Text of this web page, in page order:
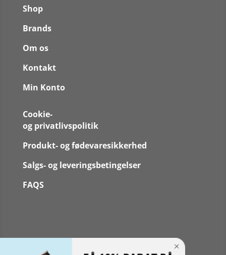
Shop
Brands
Om os
Kontakt
Min Konto
Cookie-
og privatlivspolitik
Produkt- og fødevaresikkerhed
Salgs- og leveringsbetingelser
FAQS